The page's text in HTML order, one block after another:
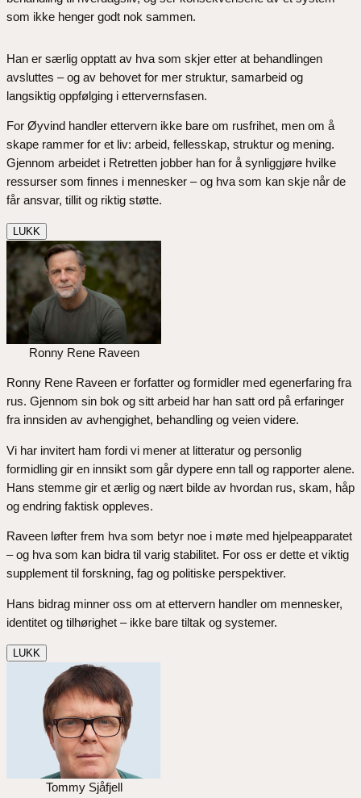
som ikke henger godt nok sammen.
Han er særlig opptatt av hva som skjer etter at behandlingen
avsluttes – og av behovet for mer struktur, samarbeid og
langsiktig oppfølging i ettervernsfasen.
For Øyvind handler ettervern ikke bare om rusfrihet, men om å
skape rammer for et liv: arbeid, fellesskap, struktur og mening.
Gjennom arbeidet i Retretten jobber han for å synliggjøre hvilke
ressurser som finnes i mennesker – og hva som kan skje når de
får ansvar, tillit og riktig støtte.
LUKK
Ronny Rene Raveen
Ronny Rene Raveen er forfatter og formidler med egenerfaring fra
rus. Gjennom sin bok og sitt arbeid har han satt ord på erfaringer
fra innsiden av avhengighet, behandling og veien videre.
Vi har invitert ham fordi vi mener at litteratur og personlig
formidling gir en innsikt som går dypere enn tall og rapporter alene.
Hans stemme gir et ærlig og nært bilde av hvordan rus, skam, håp
og endring faktisk oppleves.
Raveen løfter frem hva som betyr noe i møte med hjelpeapparatet
– og hva som kan bidra til varig stabilitet. For oss er dette et viktig
supplement til forskning, fag og politiske perspektiver.
Hans bidrag minner oss om at ettervern handler om mennesker,
identitet og tilhørighet – ikke bare tiltak og systemer.
LUKK
Tommy Sjåfjell